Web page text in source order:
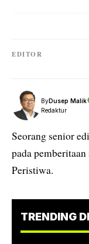
EDITOR
ByDusep Malik
Redaktur
Seorang senior
pada
Peristiwa.
TRENDING